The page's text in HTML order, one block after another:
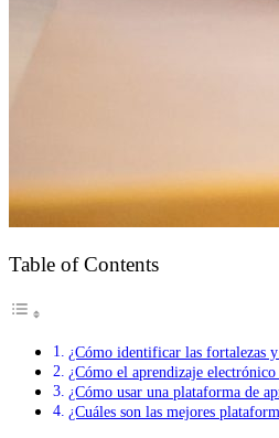
Table of Contents
¿Cómo identificar las fortalezas
¿Cómo el aprendizaje
¿Cómo usar una plataforma de
¿Cuáles son las mejores